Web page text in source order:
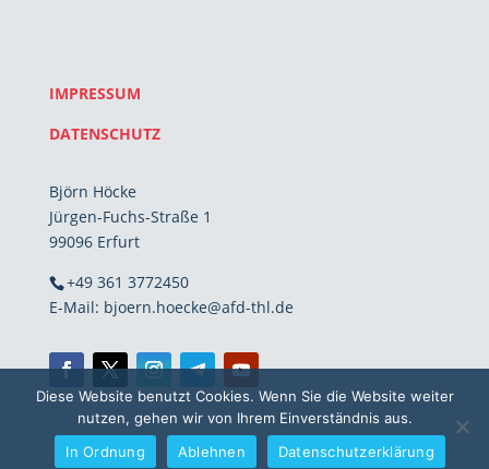
IMPRESSUM
DATENSCHUTZ
Björn Höcke
Jürgen-Fuchs-Straße 1
99096 Erfurt
+49 361 3772450
E-Mail: bjoern.hoecke@afd-thl.de
Diese Website benutzt Cookies. Wenn Sie die Website weiter
nutzen, gehen wir von Ihrem Einverständnis aus.
In Ordnung
Ablehnen Datenschutzerklärung